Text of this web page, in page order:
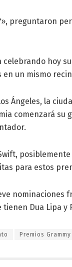
preguntaron
celebrando hoy
en un mismo
Ángeles, la
comenzará
para estos
nominaciones
Dua Lipa y
Premios Grammy